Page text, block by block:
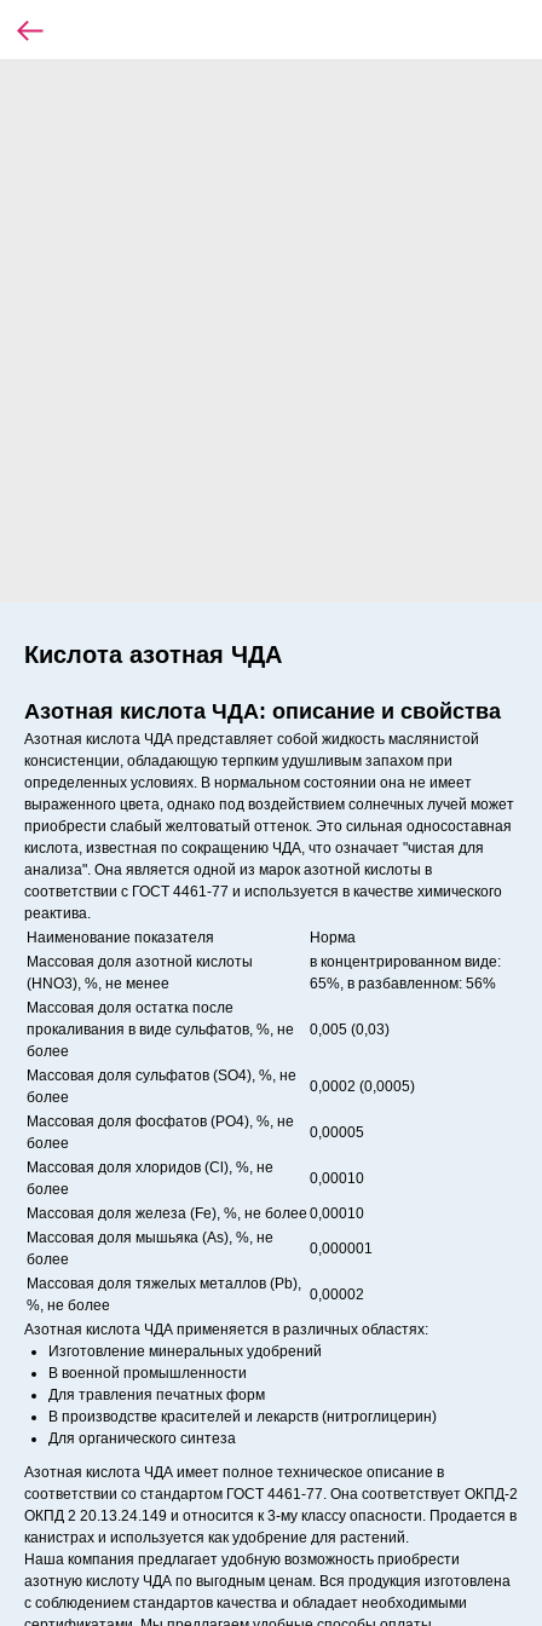
Кислота азотная ЧДА
Азотная кислота ЧДА: описание и свойства
Азотная кислота ЧДА представляет собой жидкость маслянистой
консистенции, обладающую терпким удушливым запахом при
определенных условиях. В нормальном состоянии она не имеет
выраженного цвета, однако под воздействием солнечных лучей может
приобрести слабый желтоватый оттенок. Это сильная односоставная
кислота, известная по сокращению ЧДА, что означает "чистая для
анализа". Она является одной из марок азотной кислоты в
соответствии с ГОСТ 4461-77 и используется в качестве химического
реактива.
Наименование показателя
Норма
Массовая доля азотной кислоты
(HNO3), %, не менее
в концентрированном виде:
65%, в разбавленном: 56%
Массовая доля остатка после
прокаливания в виде сульфатов, %, не
более
0,005 (0,03)
Массовая доля сульфатов (SO4), %, не
более
0,0002 (0,0005)
Массовая доля фосфатов (РО4), %, не
более
0,00005
Массовая доля хлоридов (Сl), %, не
более
0,00010
Массовая доля железа (Fe), %, не более 0,00010
Массовая доля мышьяка (As), %, не
более
0,000001
Массовая доля тяжелых металлов (Рb),
%, не более
0,00002
Азотная кислота ЧДА применяется в различных областях:
Изготовление минеральных удобрений
В военной промышленности
Для травления печатных форм
В производстве красителей и лекарств (нитроглицерин)
Для органического синтеза
Азотная кислота ЧДА имеет полное техническое описание в
соответствии со стандартом ГОСТ 4461-77. Она соответствует ОКПД-2
ОКПД 2 20.13.24.149 и относится к 3-му классу опасности. Продается в
канистрах и используется как удобрение для растений.
Наша компания предлагает удобную возможность приобрести
азотную кислоту ЧДА по выгодным ценам. Вся продукция изготовлена
с соблюдением стандартов качества и обладает необходимыми